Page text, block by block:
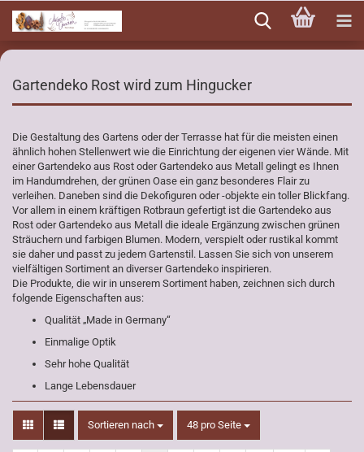
zum
Hauptinhalt
Gartendeko Rost wird zum Hingucker
Die Gestaltung des Gartens oder der Terrasse hat für die meisten einen
ähnlich hohen Stellenwert wie die Einrichtung der eigenen vier Wände. Mit
einer Gartendeko aus Rost oder Gartendeko aus Metall gelingt es Ihnen
im Handumdrehen, der grünen Oase ein ganz besonderes Flair zu
verleihen. Daneben sind die Dekofiguren oder -objekte ein toller Blickfang.
Vor allem in einem kräftigen Rotbraun gefertigt ist die Gartendeko aus
Rost oder Gartendeko aus Metall die ideale Ergänzung zwischen grünen
Sträuchern und farbigen Blumen. Modern, verspielt oder rustikal kommt
sie daher und passt zu jedem Gartenstil. Lassen Sie sich von unserem
vielfältigen Sortiment an diverser Gartendeko inspirieren.
Die Produkte, die wir in unserem Sortiment haben, zeichnen sich durch
folgende Eigenschaften aus:
Qualität „Made in Germany“
Einmalige Optik
Sehr hohe Qualität
Lange Lebensdauer
Sortieren nach
Sortieren nach 48 pro Seite
pro Seite